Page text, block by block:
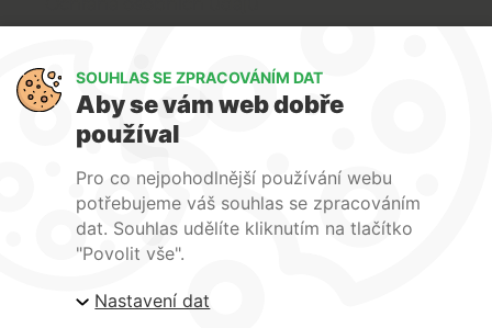
O nás
Kontakty
| ARTlighting.cz, Komenského 427 Újezd u Brna, 664
SOUHLAS SE ZPRACOVÁNÍM DAT
Aby se vám web dobře
používal
Pro co nejpohodlnější používání webu
potřebujeme váš souhlas se zpracováním
dat. Souhlas udělíte kliknutím na tlačítko
"Povolit vše".
Nastavení dat